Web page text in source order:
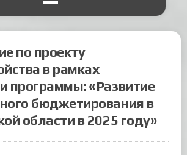
по проекту
в рамках
программы: «Развитие
бюджетирования в
области в 2025 году»